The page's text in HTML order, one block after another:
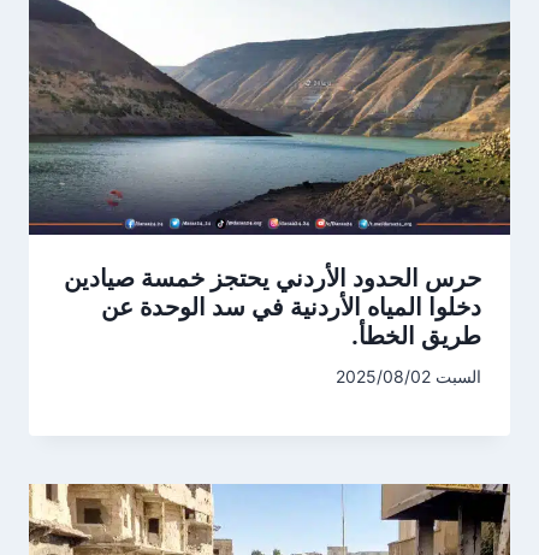
حرس الحدود الأردني يحتجز خمسة صيادين
دخلوا المياه الأردنية في سد الوحدة عن
طريق الخطأ.
السبت 2025/08/02